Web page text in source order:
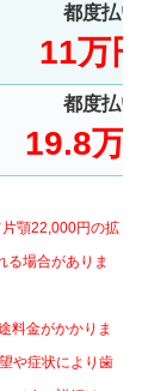
都度払
11万
都度払
19.8万
顎22,000円の拡
る場合がありま
料金がかかりま
や症状により歯